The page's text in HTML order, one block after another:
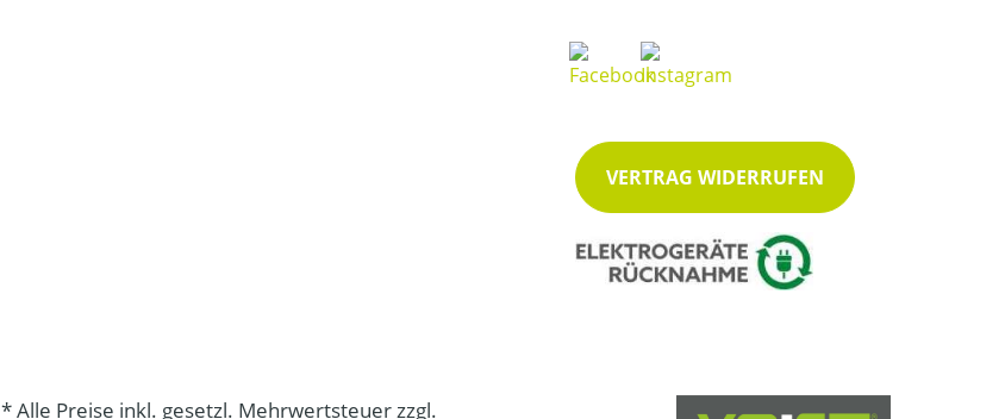
VERTRAG WIDERRUFEN
* Alle Preise inkl. gesetzl. Mehrwertsteuer zzgl.